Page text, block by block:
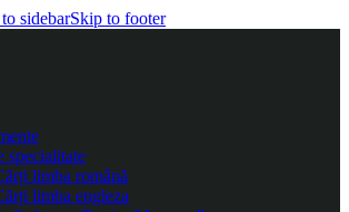
sidebarSkip to footer
specialitate
limba română
limba engleza